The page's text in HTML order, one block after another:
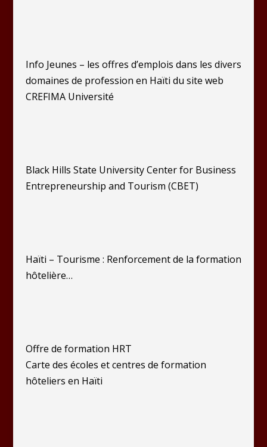
Info Jeunes – les offres d’emplois dans les divers
domaines de profession en Haïti du site web
CREFIMA Université
Black Hills State University Center for Business
Entrepreneurship and Tourism (CBET)
Haïti – Tourisme : Renforcement de la formation
hôtelière…
Offre de formation HRT
Carte des écoles et centres de formation
hôteliers en Haïti